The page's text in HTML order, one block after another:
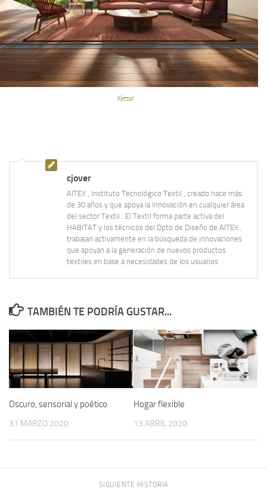
Kettal
cjover
AITEX , Instituto Tecnológico Textil , creado hace más
de 30 años y que apoya la innovación en cualquier área
del sector Textil . El Textil forma parte activa del
HABITAT y los técnicos del Dpto de Diseño de AITEX ,
trabajan activamente en la búsqueda de innovaciones
que apoyan a la generación de nuevos productos
textiles en base a necesidades de los usuarios
TAMBIÉN TE PODRÍA GUSTAR...
Oscuro, sensorial y poético
31 MARZO 2020
Hogar flexible
13 ABRIL 2020
SIGUIENTE HISTORIA